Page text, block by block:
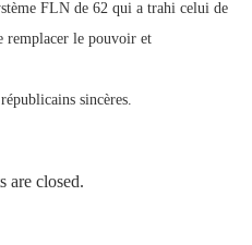
FLN de 62 qui a trahi celui de
remplacer le pouvoir et
sincères.
are closed.